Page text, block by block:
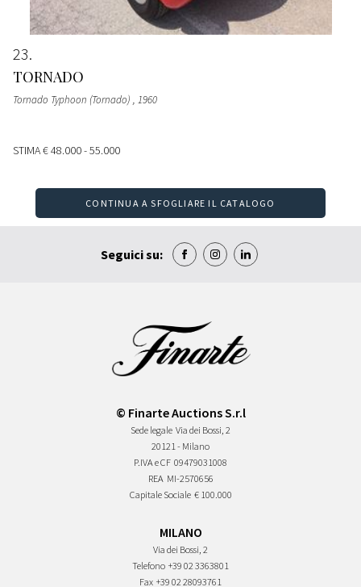
23
TORNADO
Tornado Typhoon (Tornado) , 1960
STIMA€ 48.000 - 55.000
CONTINUA A SFOGLIARE IL CATALOGO
Seguici su:
© Finarte Auctions S.r.l
Sede legale Via dei Bossi, 2
20121 - Milano
P.IVA e CF 09479031008
REA MI-2570656
Capitale Sociale € 100.000
MILANO
Via dei Bossi, 2
Telefono +39 02 3363801
Fax +39 02 28093761